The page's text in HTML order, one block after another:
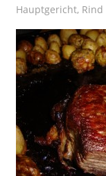
Hauptgericht, Rind